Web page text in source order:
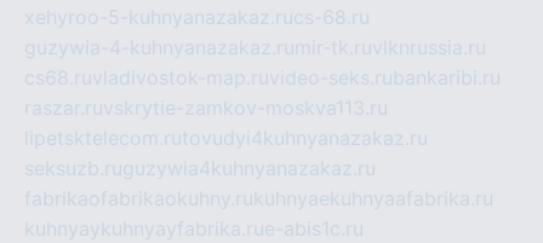
xehyroo-5-kuhnyanazakaz.rucs-68.ru
guzywia-4-kuhnyanazakaz.ru mir-tk.ruvlknrussia.ru
cs68.ruvladivostok-map.ruvideo-seks.rubankaribi.ru
raszar.ruvskrytie-zamkov-moskva113.ru
lipetsktelecom.rutovudyi4kuhnyanazakaz.ru
seksuzb.ruguzywia4kuhnyanazakaz.ru
fabrikaofabrikaokuhny.rukuhnyaekuhnyaafabrika.ru
kuhnyaykuhnyayfabrika.rue-abis1c.ru